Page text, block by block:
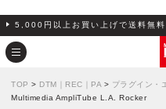
5,000円以上お買い上げで送料無料
TOP > DTM｜REC｜PA > プラグイン・
Multimedia AmpliTube L.A. Rocker